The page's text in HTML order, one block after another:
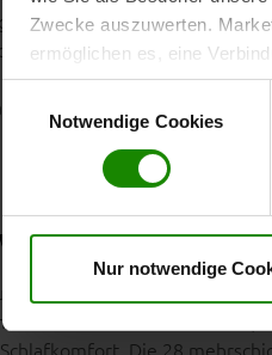
Zwecke auszuwerten.
ermöglichen es, eine
anzuzeigen. Sie können frei
Klicken Sie auf „ Ablehnen “,
erteilte Einwilligung
Notwendige Cookies
Nur notwendige
ob zum Lesen, Fernsehen
Fußbereich gleichmäßig und
Entlastung, Komfort
Bewegungen und ein
massivem, naturbelassenem
und ca. 22 mm Stärke
Die 28